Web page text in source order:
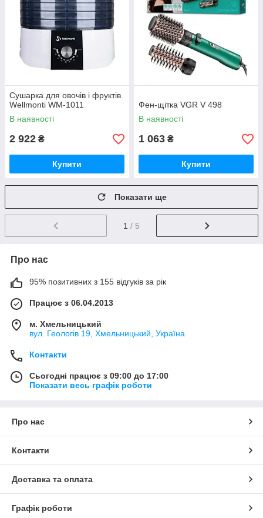
Сушарка для овочів і фруктів
Wellmonti WM-1011
В наявності
2 922 ₴
Купити
Фен-щітка VGR V 498
В наявності
1 063 ₴
Купити
Показати ще
1 / 5
Про нас
95% позитивних з 155 відгуків за рік
Працює з 06.04.2013
м. Хмельницький
вул. Геологів 19, Хмельницький, Україна
Контакти
Сьогодні працює з 09:00 до 17:00
Показати весь графік роботи
Про нас
Контакти
Доставка та оплата
Графік роботи